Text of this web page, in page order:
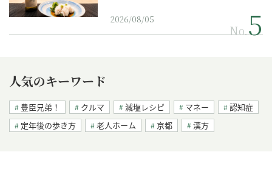
2026/08/05
No.
人気のキーワード
豊臣兄弟！ クルマ 減塩レシピ マネー
認知症
定年後の歩き方
老人ホーム 京都 漢方